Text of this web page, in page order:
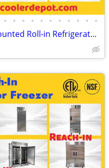
• • • • • • • • • • •
Commercial Reach-in Top Mounted Roll-in Refrigerator Freezer